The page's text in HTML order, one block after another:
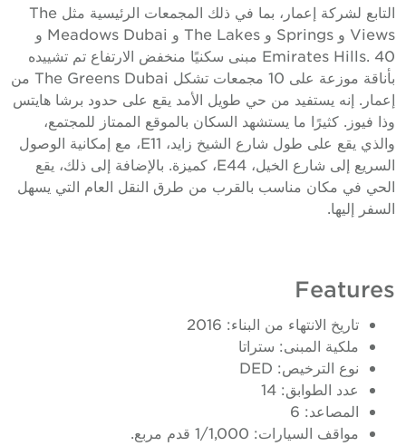
التابع لشركة إعمار، بما في ذلك المجمعات الرئيسية مثل The
Views و Springs و The Lakes و Meadows Dubai و
Emirates Hills. 40 مبنى سكنيًا منخفض الارتفاع تم تشييده
بأناقة موزعة على 10 مجمعات تشكل The Greens Dubai من
إعمار. إنه يستفيد من حي طويل الأمد يقع على حدود برشا هايتس
وذا فيوز. كثيرًا ما يستشهد السكان بالموقع الممتاز للمجتمع،
والذي يقع على طول شارع الشيخ زايد، E11، مع إمكانية الوصول
السريع إلى شارع الخيل، E44، كميزة. بالإضافة إلى ذلك، يقع
الحي في مكان مناسب بالقرب من طرق النقل العام التي يسهل
السفر إليها.
Features
تاريخ الانتهاء من البناء: 2016
ملكية المبنى: ستراتا
نوع الترخيص: DED
عدد الطوابق: 14
المصاعد: 6
مواقف السيارات: 1/1,000 قدم مربع.